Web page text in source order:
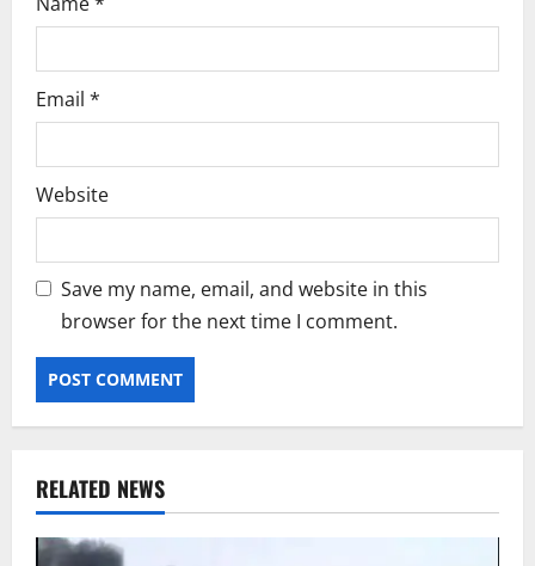
Email *
Website
Save my name, email, and website in this
browser for the next time I comment.
RELATED NEWS